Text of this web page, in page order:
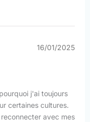
16/01/2025
j'ai toujours
certaines cultures.
avec mes